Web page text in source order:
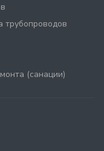
трубопроводов
(санации)